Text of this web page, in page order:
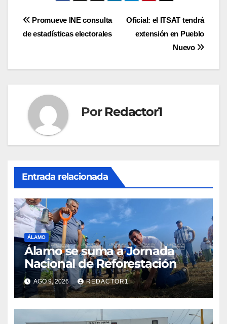
Navegación
entradas
Oficial: el ITSAT tendrá
extensión en Pueblo
Nuevo
Promueve INE consulta
de estadísticas electorales
Por Redactor1
Entrada relacionada
ÁLAMO
Álamo se suma a Jornada
Nacional de Reforestación
AGO 9, 2026 REDACTOR1